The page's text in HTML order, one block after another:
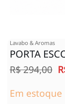
Lavabo & Aromas
PORTA
R$294,00 O
Em estoque